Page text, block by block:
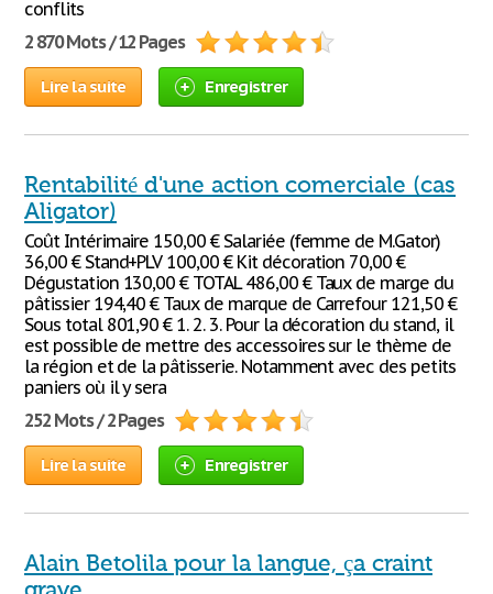
conflits
2 870 Mots / 12 Pages
Lire la suite Enregistrer
Rentabilité d'une action comerciale (cas
Aligator)
Coût Intérimaire 150,00 € Salariée (femme de M.Gator)
36,00 € Stand+PLV 100,00 € Kit décoration 70,00 €
Dégustation 130,00 € TOTAL 486,00 € Taux de marge du
pâtissier 194,40 € Taux de marque de Carrefour 121,50 €
Sous total 801,90 € 1. 2. 3. Pour la décoration du stand, il
est possible de mettre des accessoires sur le thème de
la région et de la pâtisserie. Notamment avec des petits
paniers où il y sera
252 Mots / 2 Pages
Lire la suite Enregistrer
Alain Betolila pour la langue, ça craint